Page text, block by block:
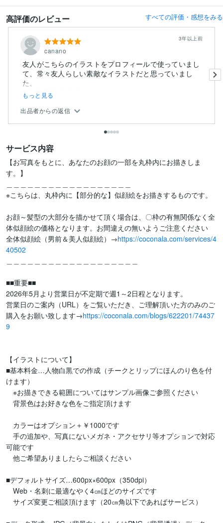
高評価のレビュー すべての評価・感想をみる
canano
3年以上前
友人がこちらのイラストをプロフィールで使っていまし
て、常々友人らしい素敵なイラストだと思っていまし
た。
パッと目をひくイ...
もっと見る
出品者からの返信
サービス内容
【お写真をもとに、あなたのお顔の一部を丸枠内にお描きしま
す。】
※こちらは、丸枠内に【部分的な】似顔絵をお描きするものです。
お顔～髪型の大部分を描かせて頂く場合は、〇枠の有無関係なく全
体似顔絵の価格となります。お間違えの無いようご注意ください
全体似顔絵（男前＆美人似顔絵）→https://coconala.com/services/4
40502
■■重要■■
2026年5月より営業日が不定期で週1～2日程となります。
営業日のご案内（URL）をご覧いただき、ご理解頂いた方のみのご
購入をお願い致します→https://coconala.com/blogs/622201/74437
9
【イラストについて】
■基本料金…人物白黒での作成（チークとリップにほんのり色を付
けます）
※お描きできる範囲についてはサンプル画像ご参照ください
背景色はお好きな色をご指定頂けます
カラーはオプション＋￥1000です
手の追加や、写真にないメガネ・アクセサリ等オプションで対応
可能です
他ご希望ありましたらご相談ください
■デフォルトサイズ…600px×600px（350dpi）
Web・名刺に最適なやく4㎝ほどのサイズです
サイズ変更ご相談頂けます（20㎝角以下であればサービス）